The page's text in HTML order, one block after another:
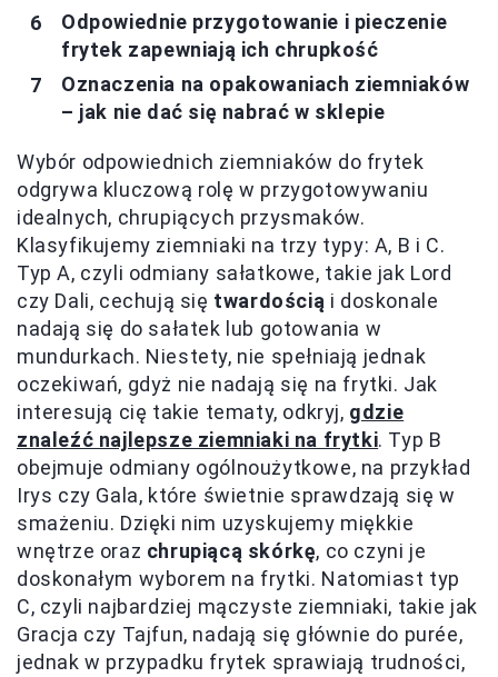
Odpowiednie przygotowanie i pieczenie
frytek zapewniają ich chrupkość
Oznaczenia na opakowaniach ziemniaków
– jak nie dać się nabrać w sklepie
Wybór odpowiednich ziemniaków do frytek
odgrywa kluczową rolę w przygotowywaniu
idealnych, chrupiących przysmaków.
Klasyfikujemy ziemniaki na trzy typy: A, B i C.
Typ A, czyli odmiany sałatkowe, takie jak Lord
czy Dali, cechują się twardością i doskonale
nadają się do sałatek lub gotowania w
mundurkach. Niestety, nie spełniają jednak
oczekiwań, gdyż nie nadają się na frytki. Jak
interesują cię takie tematy, odkryj, gdzie
znaleźć najlepsze ziemniaki na frytki. Typ B
obejmuje odmiany ogólnoużytkowe, na przykład
Irys czy Gala, które świetnie sprawdzają się w
smażeniu. Dzięki nim uzyskujemy miękkie
wnętrze oraz chrupiącą skórkę, co czyni je
doskonałym wyborem na frytki. Natomiast typ
C, czyli najbardziej mączyste ziemniaki, takie jak
Gracja czy Tajfun, nadają się głównie do purée,
jednak w przypadku frytek sprawiają trudności,